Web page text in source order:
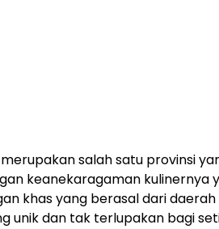
salah satu provinsi
keanekaragaman kulinernya
khas yang berasal dari daerah
unik dan tak terlupakan bagi